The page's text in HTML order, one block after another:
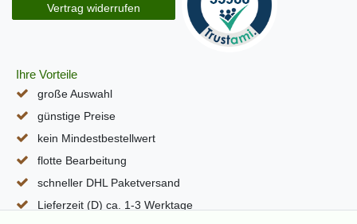
Vertrag widerrufen
Ihre Vorteile
große Auswahl
günstige Preise
kein Mindestbestellwert
flotte Bearbeitung
schneller DHL Paketversand
Lieferzeit (D) ca. 1-3 Werktage